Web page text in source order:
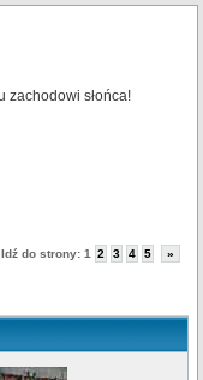
zachodowi słońca!
Idź do strony: 1 2 3 4 5 »